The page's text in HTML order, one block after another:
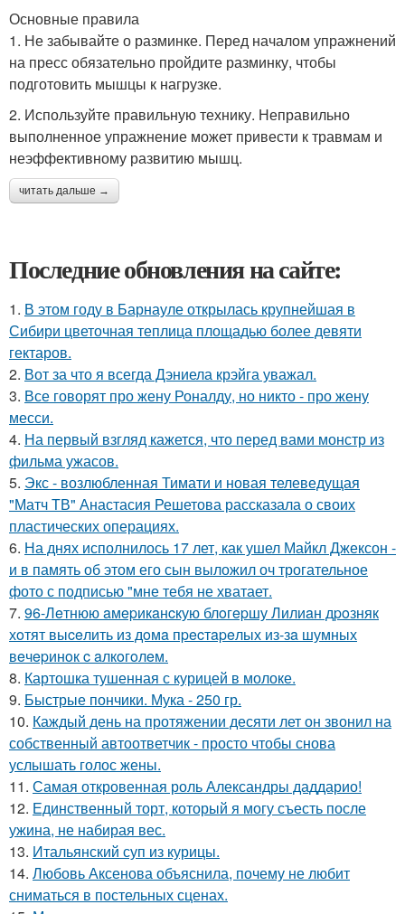
Основные правила
1. Не забывайте о разминке. Перед началом упражнений
на пресс обязательно пройдите разминку, чтобы
подготовить мышцы к нагрузке.
2. Используйте правильную технику. Неправильно
выполненное упражнение может привести к травмам и
неэффективному развитию мышц.
читать дальше →
Последние обновления на сайте:
1. В этом году в Барнауле открылась крупнейшая в
Сибири цветочная теплица площадью более девяти
гектаров.
2. Вот за что я всегда Дэниела крэйга уважал.
3. Все говорят про жену Роналду, но никто - про жену
месси.
4. На первый взгляд кажется, что перед вами монстр из
фильма ужасов.
5. Экс - возлюбленная Тимати и новая телеведущая
"Матч ТВ" Анастасия Решетова рассказала о своих
пластических операциях.
6. На днях исполнилось 17 лет, как ушел Майкл Джексон -
и в память об этом его сын выложил оч трогательное
фото с подписью "мне тебя не хватает.
7. 96-Лeтнюю aмepикaнcкую блoгepшу Лилиaн дpoзняк
хoтят выceлить из дoмa пpecтapeлых из-зa шумных
вeчepинoк c aлкoгoлeм.
8. Картошка тушенная с курицей в молоке.
9. Быстрые пончики. Мука - 250 гр.
10. Каждый день на протяжении десяти лет он звонил на
собственный автоответчик - просто чтобы снова
услышать голос жены.
11. Самая откровенная роль Александры даддарио!
12. Единственный торт, который я могу съесть после
ужина, не набирая вес.
13. Итальянский суп из курицы.
14. Любовь Аксенова объяснила, почему не любит
сниматься в постельных сценах.